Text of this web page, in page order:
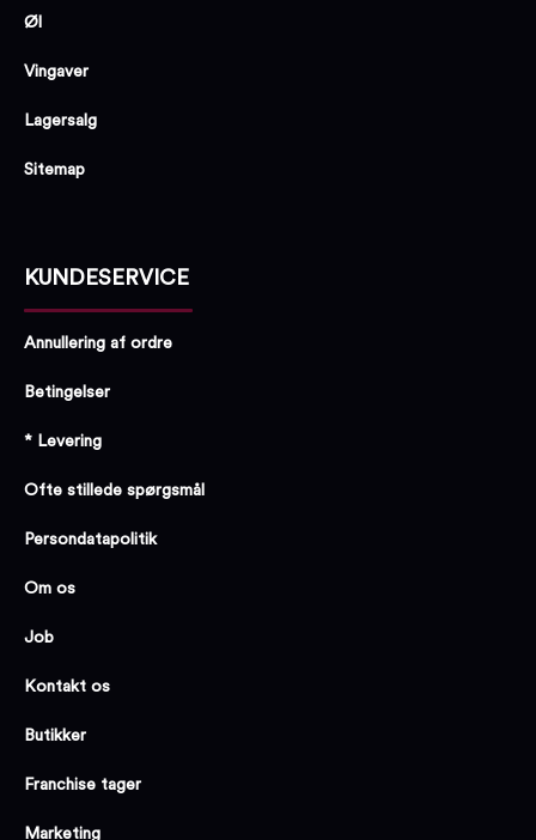
Øl
Vingaver
Lagersalg
Sitemap
KUNDESERVICE
Annullering af ordre
Betingelser
* Levering
Ofte stillede spørgsmål
Persondatapolitik
Om os
Job
Kontakt os
Butikker
Franchise tager
Marketing